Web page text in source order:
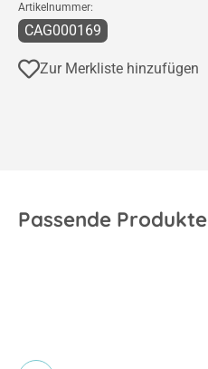
Artikelnummer:
CAG000169
Zur Merkliste hinzufügen
Passende Produkte